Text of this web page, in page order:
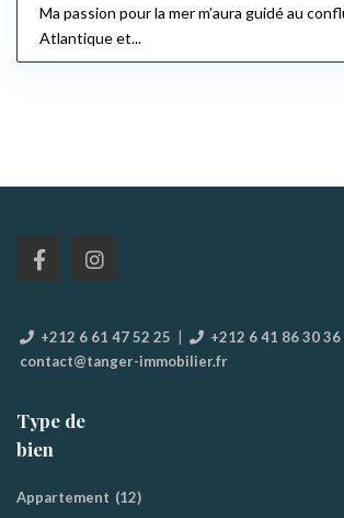
Ma passion pour la mer m’aura guidé au
Atlantique et...
+212 6 61 47 52 25 +212 6 41 86 30 36
contact@tanger-immobilier.fr
Type de
bien
Appartement (12)